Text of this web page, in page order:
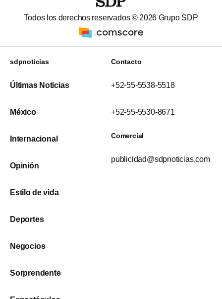
Todos los derechos reservados © 2026 Grupo SDP
sdpnoticias
Últimas Noticias
México
Internacional
Opinión
Estilo de vida
Deportes
Negocios
Sorprendente
Contacto
+52-55-5538-5518
+52-55-5530-8671
Comercial
publicidad@sdpnoticias.com